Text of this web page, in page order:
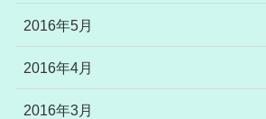
2016年5月
2016年4月
2016年3月